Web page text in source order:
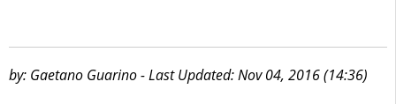
by: Gaetano Guarino - Last Updated: Nov 04, 2016 (14:36)